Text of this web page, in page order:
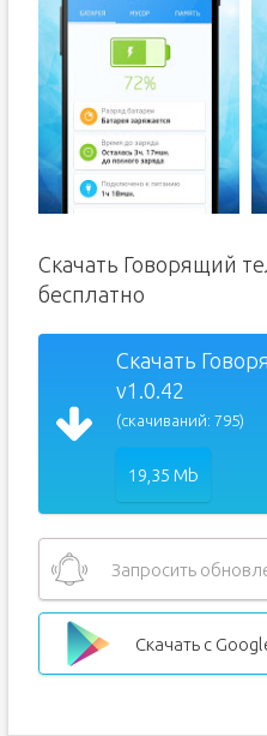
Скачать Говорящий
бесплатно
Скачать
v1.0.42
(скачиваний: 795)
19,35 Mb
Запросить
Скачать с